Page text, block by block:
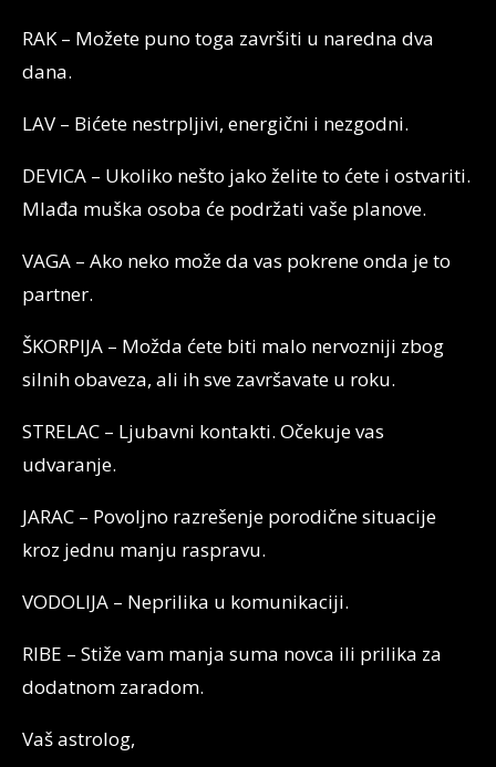
RAK – Možete puno toga završiti u naredna dva
dana.
LAV – Bićete nestrpljivi, energični i nezgodni.
DEVICA – Ukoliko nešto jako želite to ćete i ostvariti.
Mlađa muška osoba će podržati vaše planove.
VAGA – Ako neko može da vas pokrene onda je to
partner.
ŠKORPIJA – Možda ćete biti malo nervozniji zbog
silnih obaveza, ali ih sve završavate u roku.
STRELAC – Ljubavni kontakti. Očekuje vas
udvaranje.
JARAC – Povoljno razrešenje porodične situacije
kroz jednu manju raspravu.
VODOLIJA – Neprilika u komunikaciji.
RIBE – Stiže vam manja suma novca ili prilika za
dodatnom zaradom.
Vaš astrolog,